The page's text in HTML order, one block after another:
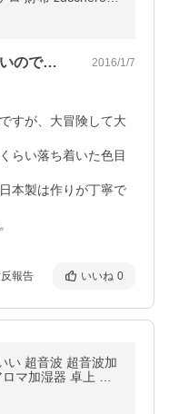
ース
ピンクは普段絶対に手を出さないのですが… 2016/1/7
すが、大冒険して大
らい落ち着いた色目
本製は作りが丁寧で
報告 いいね 0
超音波 超音波加
マ加湿器 卓上 小
クト 6畳 デュード